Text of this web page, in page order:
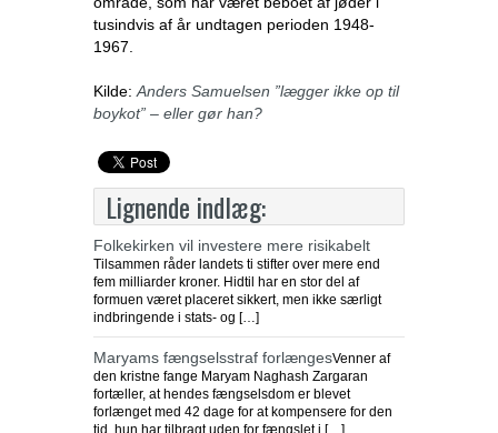
tusindvis af år undtagen perioden 1948-
1967.
Kilde: Anders Samuelsen ”lægger ikke op til
boykot” – eller gør han?
Lignende indlæg:
Folkekirken vil investere mere risikabelt
Tilsammen råder landets ti stifter over mere end
fem milliarder kroner. Hidtil har en stor del af
formuen været placeret sikkert, men ikke særligt
indbringende i stats- og […]
Maryams fængselsstraf forlængesVenner af
den kristne fange Maryam Naghash Zargaran
fortæller, at hendes fængselsdom er blevet
forlænget med 42 dage for at kompensere for den
tid, hun har tilbragt uden for fængslet i […]